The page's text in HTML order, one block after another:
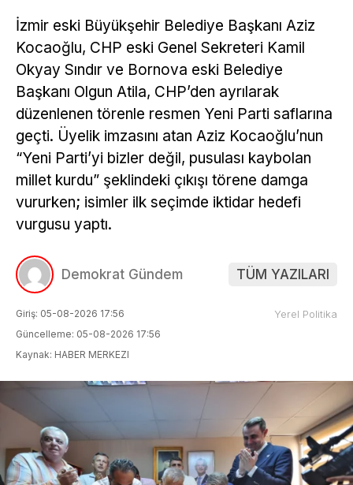
İzmir eski Büyükşehir Belediye Başkanı Aziz
Kocaoğlu, CHP eski Genel Sekreteri Kamil
Okyay Sındır ve Bornova eski Belediye
Başkanı Olgun Atila, CHP’den ayrılarak
düzenlenen törenle resmen Yeni Parti saflarına
geçti. Üyelik imzasını atan Aziz Kocaoğlu’nun
“Yeni Parti’yi bizler değil, pusulası kaybolan
millet kurdu” şeklindeki çıkışı törene damga
vururken; isimler ilk seçimde iktidar hedefi
vurgusu yaptı.
Demokrat Gündem TÜM YAZILARI
Giriş: 05-08-2026 17:56
Güncelleme: 05-08-2026 17:56
Kaynak: HABER MERKEZI
Yerel Politika